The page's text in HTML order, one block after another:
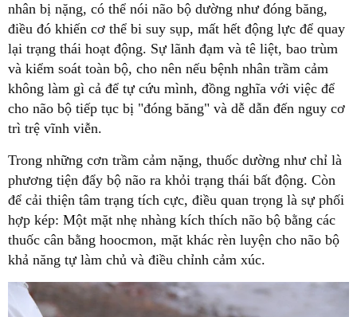
nhân bị nặng, có thể nói não bộ dường như đóng băng,
điều đó khiến cơ thể bi suy sụp, mất hết động lực để quay
lại trạng thái hoạt động. Sự lãnh đạm và tê liệt, bao trùm
và kiểm soát toàn bộ, cho nên nếu bệnh nhân trầm cảm
không làm gì cả để tự cứu mình, đồng nghĩa với việc để
cho não bộ tiếp tục bị "đóng băng" và dễ dẫn đến nguy cơ
trì trệ vĩnh viễn.
Trong những cơn trầm cảm nặng, thuốc dường như chỉ là
phương tiện đẩy bộ não ra khỏi trạng thái bất động. Còn
để cải thiện tâm trạng tích cực, điều quan trọng là sự phối
hợp kép: Một mặt nhẹ nhàng kích thích não bộ bằng các
thuốc cân bằng hoocmon, mặt khác rèn luyện cho não bộ
khả năng tự làm chủ và điều chỉnh cảm xúc.